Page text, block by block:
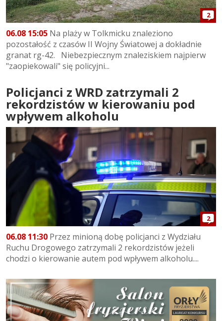
2
06.08 15:05 Na plaży w Tolkmicku znaleziono
pozostałość z czasów II Wojny Światowej a dokładnie
granat rg-42. Niebezpiecznym znaleziskiem najpierw
"zaopiekowali" się policyjni...
Policjanci z WRD zatrzymali 2
rekordzistów w kierowaniu pod
wpływem alkoholu
2
06.08 11:30 Przez minioną dobę policjanci z Wydziału
Ruchu Drogowego zatrzymali 2 rekordzistów jeżeli
chodzi o kierowanie autem pod wpływem alkoholu....